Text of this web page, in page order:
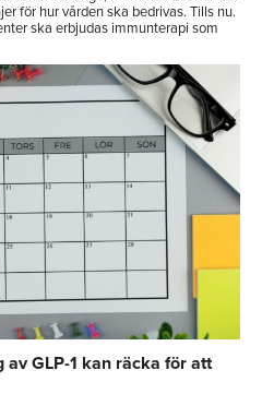
för hur vården ska bedrivas. Tills nu.
ska erbjudas immunterapi som
GLP-1 kan räcka för att